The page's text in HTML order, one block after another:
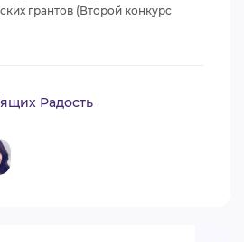
грантов (Второй конкурс
Радость